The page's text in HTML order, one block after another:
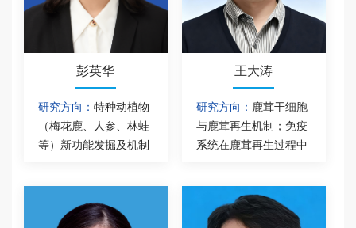
彭英华
研究方向： 特种动植物
（梅花鹿、人参、林蛙
等）新功能发掘及机制
生物学、组学及作用机
制研究；基于新功能、
王大涛
研究方向： 鹿茸干细胞
与鹿茸再生机制；免疫
系统在鹿茸再生过程中
性骨质疏松现象的探
讨。